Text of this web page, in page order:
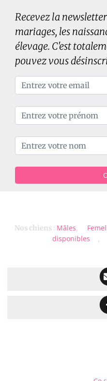
Recevez la
mariages, les
élevage. C'est
pouvez vous
Nos chiens: Mâles,
disponibles
,